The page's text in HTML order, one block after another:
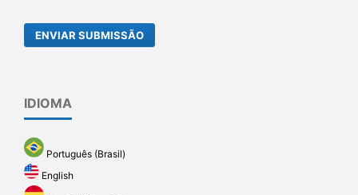
ENVIAR SUBMISSÃO
IDIOMA
Português (Brasil)
English